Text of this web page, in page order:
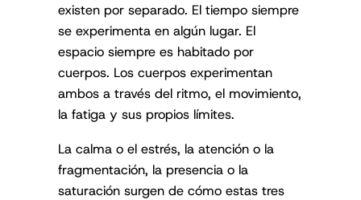
existen por separado. El tiempo siempre
se experimenta en algún lugar. El
espacio siempre es habitado por
cuerpos. Los cuerpos experimentan
ambos a través del ritmo, el movimiento,
la fatiga y sus propios límites.
La calma o el estrés, la atención o la
fragmentación, la presencia o la
saturación surgen de cómo estas tres